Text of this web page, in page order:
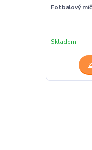
Fotbalový
Skladem